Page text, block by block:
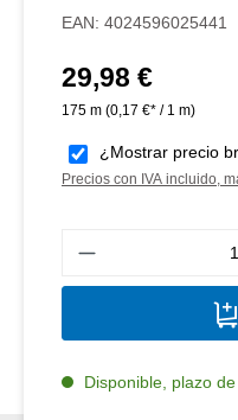
EAN: 4024596025441
Precio normal:
29,98 €
175 m (0,17 €* / 1 m)
¿Mostrar precio
Precios con IVA incluido,
Disponible, plazo